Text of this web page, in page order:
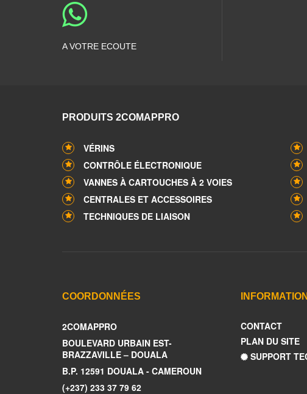
A VOTRE ECOUTE
PRODUITS 2COMAPPRO
VÉRINS
CONTRÔLE ÉLECTRONIQUE
VANNES À CARTOUCHES À 2 VOIES
CENTRALES ET ACCESSOIRES
TECHNIQUES DE LIAISON
COORDONNÉES
2COMAPPRO
BOULEVARD URBAIN EST-
BRAZZAVILLE – DOUALA
B.P. 12591 DOUALA - CAMEROUN
(+237) 233 37 79 62
CONTACT
PLAN DU SITE
SUPPORT